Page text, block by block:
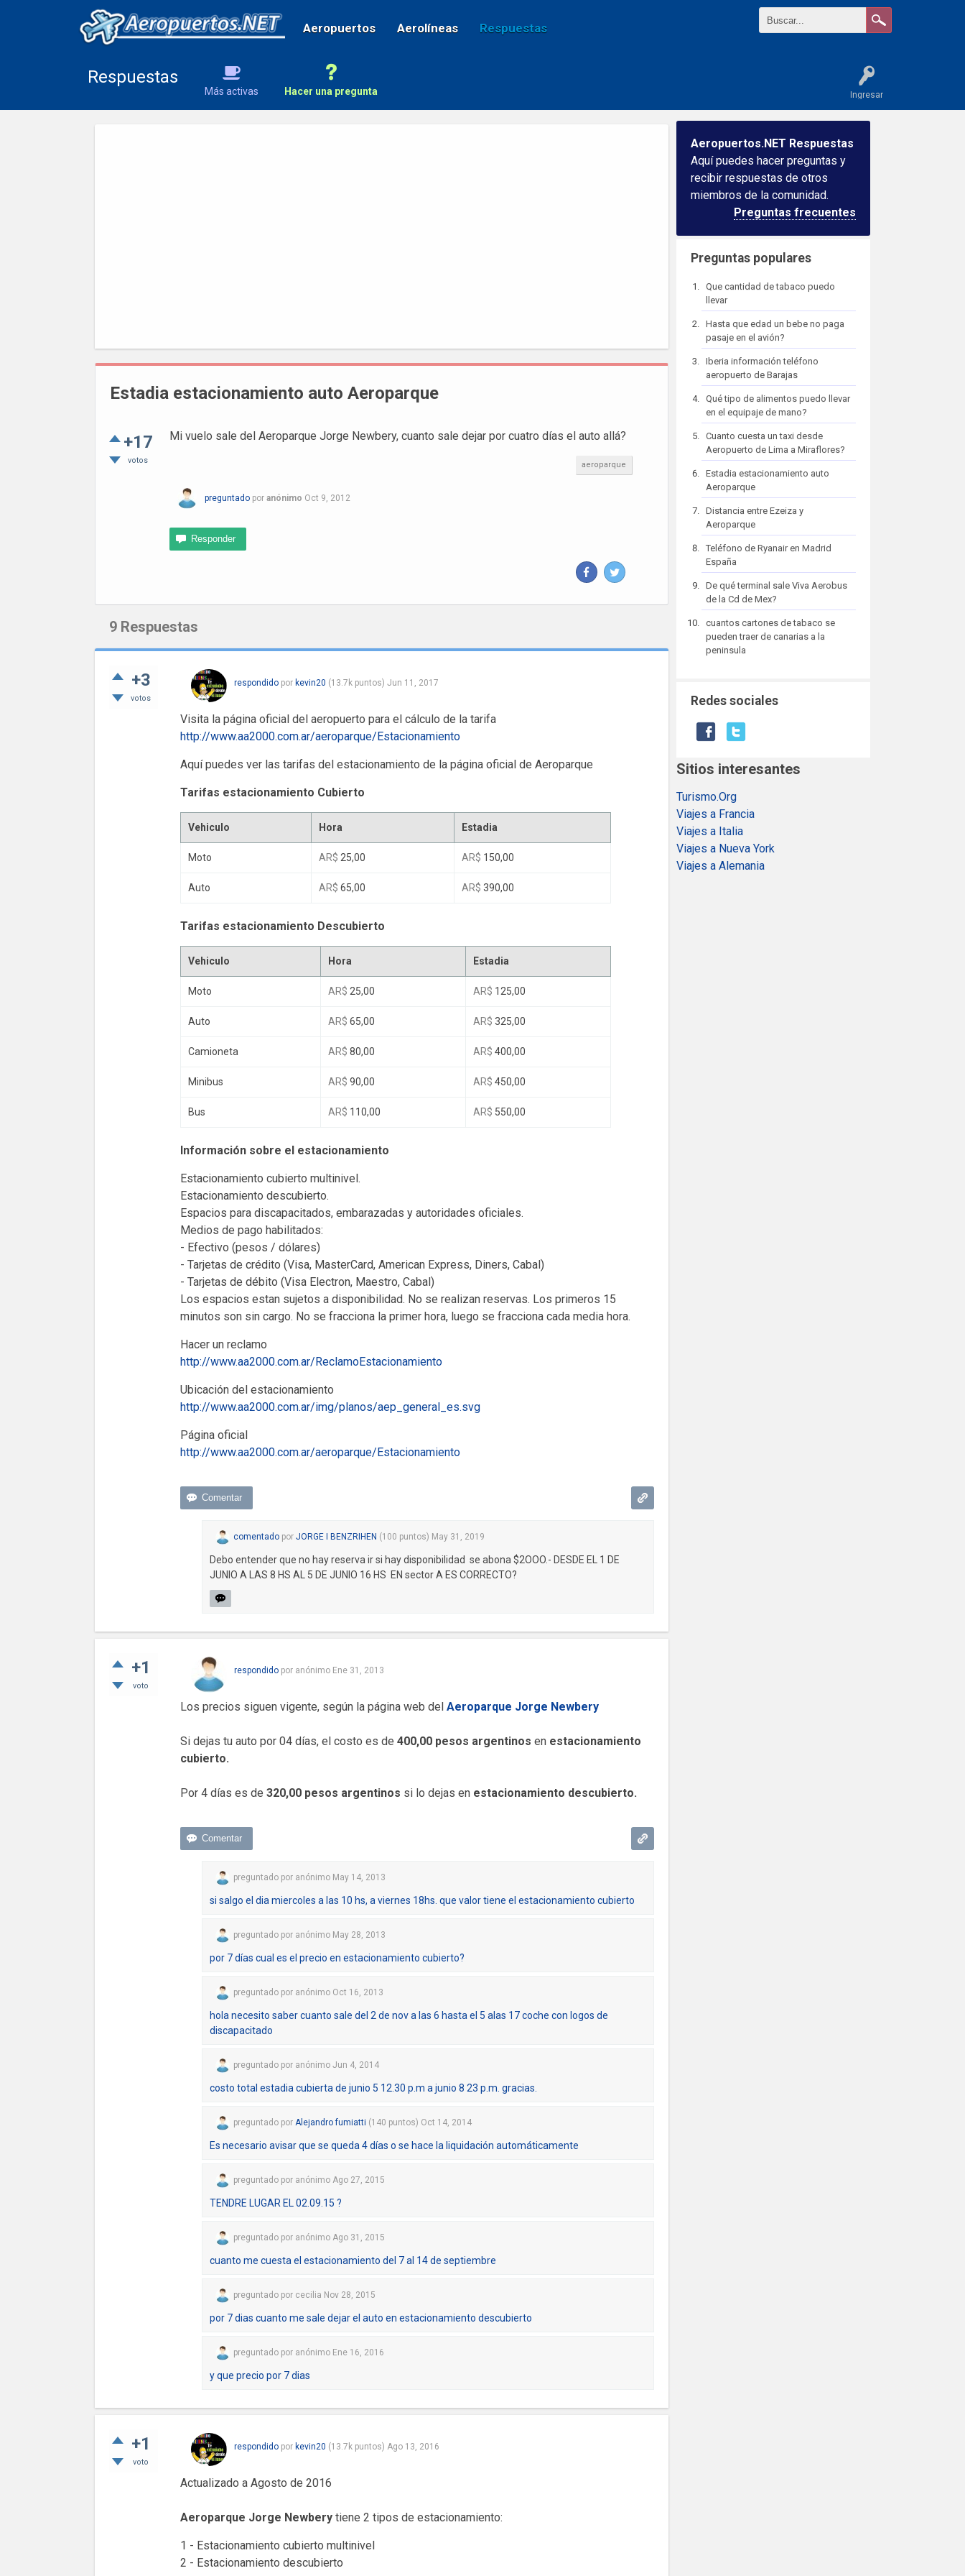
Aeropuertos Aerolíneas Respuestas
Ingresar
Respuestas
Más activas Hacer una pregunta
Estadia estacionamiento auto Aeroparque
+17
votos
Mi vuelo sale del Aeroparque Jorge Newbery, cuanto sale dejar por cuatro días el auto allá?
aeroparque
preguntado por anónimo Oct 9, 2012
9 Respuestas
+3
votos
respondido por kevin20 (13.7kpuntos) Jun 11, 2017
Visita la página oficial del aeropuerto para el cálculo de la tarifa
http://www.aa2000.com.ar/aeroparque/Estacionamiento
Aquí puedes ver las tarifas del estacionamiento de la página oficial de Aeroparque
Tarifas estacionamiento Cubierto
Vehiculo Hora Estadia
Moto AR$ 25,00 AR$ 150,00
Auto AR$ 65,00 AR$ 390,00
Tarifas estacionamiento Descubierto
Vehiculo Hora Estadia
Moto AR$ 25,00 AR$ 125,00
Auto AR$ 65,00 AR$ 325,00
Camioneta AR$ 80,00 AR$ 400,00
Minibus AR$ 90,00 AR$ 450,00
Bus AR$ 110,00 AR$ 550,00
Información sobre el estacionamiento
Estacionamiento cubierto multinivel.
Estacionamiento descubierto.
Espacios para discapacitados, embarazadas y autoridades oficiales.
Medios de pago habilitados:
- Efectivo (pesos / dólares)
- Tarjetas de crédito (Visa, MasterCard, American Express, Diners, Cabal)
- Tarjetas de débito (Visa Electron, Maestro, Cabal)
Los espacios estan sujetos a disponibilidad. No se realizan reservas. Los primeros 15
minutos son sin cargo. No se fracciona la primer hora, luego se fracciona cada media hora.
Hacer un reclamo
http://www.aa2000.com.ar/ReclamoEstacionamiento
Ubicación del estacionamiento
http://www.aa2000.com.ar/img/planos/aep_general_es.svg
Página oficial
http://www.aa2000.com.ar/aeroparque/Estacionamiento
comentado por JORGE I BENZRIHEN (100 puntos) May 31, 2019
Debo entender que no hay reserva ir si hay disponibilidad se abona $2OOO.- DESDE EL 1 DE
JUNIO A LAS 8 HS AL 5 DE JUNIO 16 HS EN sector A ES CORRECTO?
+1
voto
respondido por anónimo Ene 31, 2013
Los precios siguen vigente, según la página web del Aeroparque Jorge Newbery
Si dejas tu auto por 04 días, el costo es de 400,00 pesos argentinos en estacionamiento
cubierto.
Por 4 días es de 320,00 pesos argentinos si lo dejas en estacionamiento descubierto.
preguntado por anónimo May 14, 2013
si salgo el dia miercoles a las 10 hs, a viernes 18hs. que valor tiene el estacionamiento cubierto
preguntado por anónimo May 28, 2013
por 7 días cual es el precio en estacionamiento cubierto?
preguntado por anónimo Oct 16, 2013
hola necesito saber cuanto sale del 2 de nov a las 6 hasta el 5 alas 17 coche con logos de
discapacitado
preguntado por anónimo Jun 4, 2014
costo total estadia cubierta de junio 5 12.30 p.m a junio 8 23 p.m. gracias.
preguntado por Alejandro fumiatti (140 puntos) Oct 14, 2014
Es necesario avisar que se queda 4 días o se hace la liquidación automáticamente
preguntado por anónimo Ago 27, 2015
TENDRE LUGAR EL 02.09.15 ?
preguntado por anónimo Ago 31, 2015
cuanto me cuesta el estacionamiento del 7 al 14 de septiembre
preguntado por cecilia Nov 28, 2015
por 7 dias cuanto me sale dejar el auto en estacionamiento descubierto
preguntado por anónimo Ene 16, 2016
y que precio por 7 dias
+1
voto
respondido por kevin20 (13.7kpuntos) Ago 13, 2016
Actualizado a Agosto de 2016
Aeroparque Jorge Newberytiene 2 tipos de estacionamiento:
1 - Estacionamiento cubierto multinivel
2 - Estacionamiento descubierto
Aeropuertos.NET Respuestas
Aquí puedes hacer preguntas y
recibir respuestas de otros
miembros de la comunidad.
Preguntas frecuentes
Preguntas populares
Que cantidad de tabaco puedo
llevar
Hasta que edad un bebe no paga
pasaje en el avión?
Iberia información teléfono
aeropuerto de Barajas
Qué tipo de alimentos puedo llevar
en el equipaje de mano?
Cuanto cuesta un taxi desde
Aeropuerto de Lima a Miraflores?
Estadia estacionamiento auto
Aeroparque
Distancia entre Ezeiza y
Aeroparque
Teléfono de Ryanair en Madrid
España
De qué terminal sale Viva Aerobus
de la Cd de Mex?
cuantos cartones de tabaco se
pueden traer de canarias a la
peninsula
Redes sociales
Sitios interesantes
Turismo.Org
Viajes a Francia
Viajes a Italia
Viajes a Nueva York
Viajes a Alemania